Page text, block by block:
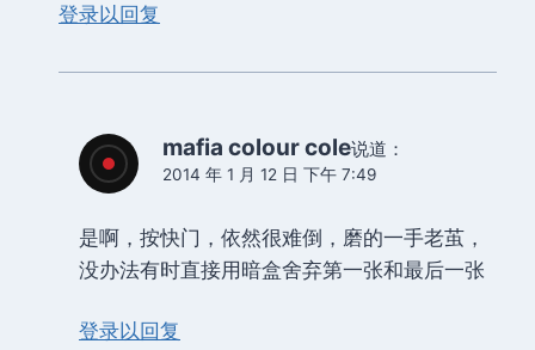
登录以回复
mafia colour cole说道：
2014 年 1 月 12 日 下午 7:49
是啊，按快门，依然很难倒，磨的一手老茧，
没办法有时直接用暗盒舍弃第一张和最后一张
登录以回复